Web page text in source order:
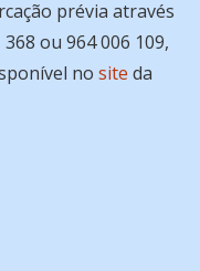
prévia através
ou 964 006 109,
no site da